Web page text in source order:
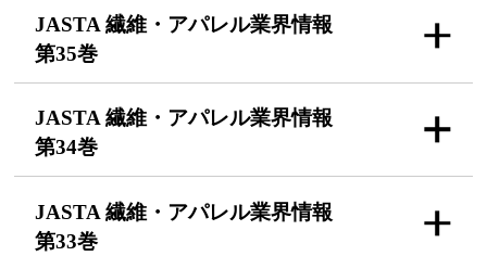
JASTA 繊維・アパレル業界情報
第35巻
JASTA 繊維・アパレル業界情報
第34巻
JASTA 繊維・アパレル業界情報
第33巻